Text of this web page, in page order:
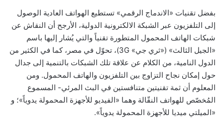
بفضل تقنيات «الاندماج الرقمي» تستطيع الهواتف العادية الوصول
إلى التلفزيون عبر الشبكة الالكترونية الدولية، الأرجح أن النقاش عن
شبكات الهاتف المحمول المتطورة تقنياً والتي يُشار إليها باسم
«الجيل الثالث» («ثري جي» 3G)، تحوّل في مصر، كما في الكثير من
الدول النامية، من الكلام عن علاقة تلك الشبكات بالتنمية إلى جدال
حول إمكان نجاح التزاوج بين التلفزيون والهاتف المحمول. ومن
المعلوم أن ثمة تقنيتين متنافستين في البث المرئي- المسموع
المُخصّص للهواتف النقّالة وهما «الفيديو للأجهزة المحمولة يدوياً»؛ و
«الميلتي ميديا للأجهزة المحمولة يدوياً».